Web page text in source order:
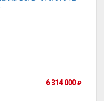
6 314 000₽